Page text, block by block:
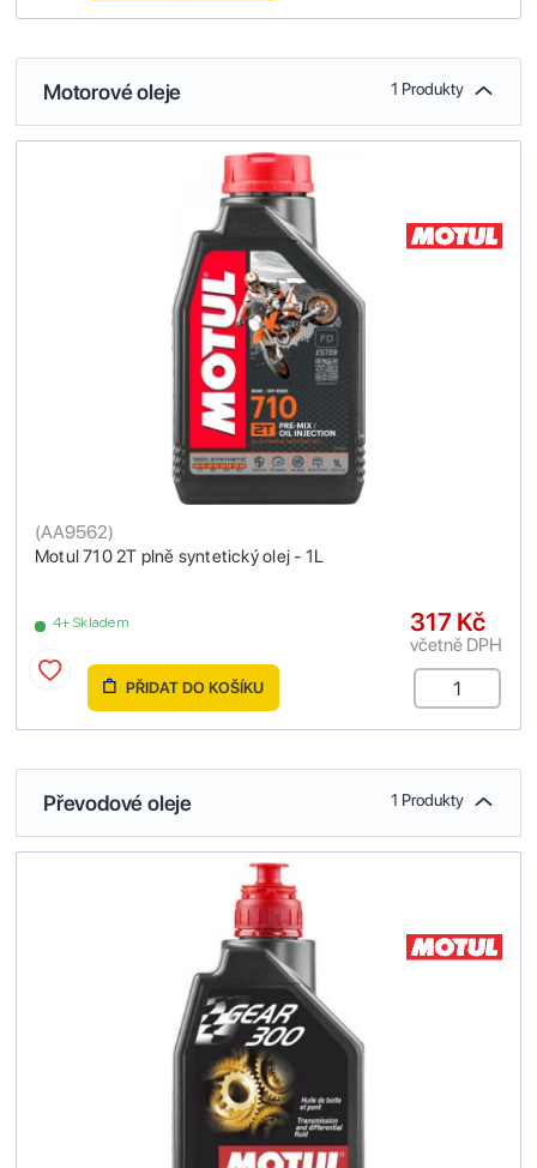
Motorové oleje 1 Produkty
Motul 710 2T plně syntetický olej - 1L
(AA9562)
4+ Skladem 317 Kč
včetně DPH
PŘIDAT DO KOŠÍKU
Převodové oleje 1 Produkty